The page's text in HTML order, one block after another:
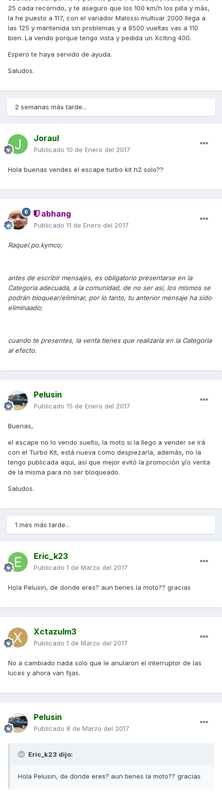
25 cada recorrido, y te aseguro que los 100 km/h los pilla y más,
la he puesto a 117, con el variador Malossi multivar 2000 llega a
las 125 y mantenida sin problemas y a 8500 vueltas vas a 110
bien. La vendo porque tengo vista y pedida un Xciting 400.
Espero te haya servido de ayuda.
Saludos.
2 semanas más tarde...
Joraul
Publicado 10 de Enero del 2017
Hola buenas vendes el escape turbo kit h2 solo??
abhang
Publicado 11 de Enero del 2017
Raquel.po.kymco,
antes de escribir mensajes, es obligatorio presentarse en la
Categoría adecuada, a la comunidad, de no ser así, los mismos se
podrán bloquear/eliminar, por lo tanto, tu anterior mensaje ha sido
eliminaado;
cuando te presentes, la venta tienes que realizarla en la Categoría
al efecto.
Pelusin
Publicado 15 de Enero del 2017
Buenas,
el escape no lo vendo suelto, la moto si la llego a vender se irá
con el Turbo Kit, está nueva como despiezarla, además, no la
tengo publicada aquí, así que mejor evitó la promoción y/o venta
de la misma para no ser bloqueado.
Saludos.
1 mes más tarde...
Eric_k23
Publicado 1 de Marzo del 2017
Hola Pelusin, de donde eres? aun tienes la moto?? gracias
Xctazulm3
Publicado 1 de Marzo del 2017
No a cambiado nada solo que le anularon el interruptor de las
luces y ahora van fijas.
Pelusin
Publicado 8 de Marzo del 2017
Eric_k23 dijo:
Hola Pelusin, de donde eres? aun tienes la moto?? gracias